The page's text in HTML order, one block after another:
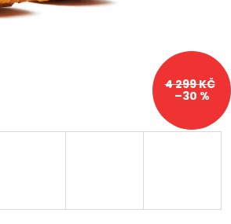
4 299 KČ
–30 %
BOTY CRAFT PACER 2 -